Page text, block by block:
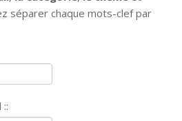
séparer chaque mots-clef par